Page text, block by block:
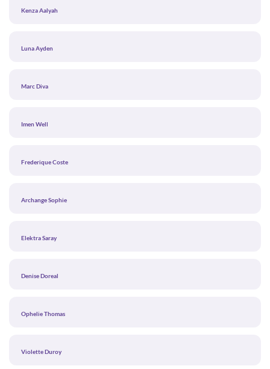
Kenza Aalyah
Luna Ayden
Marc Diva
Imen Well
Frederique Coste
Archange Sophie
Elektra Saray
Denise Doreal
Ophelie Thomas
Violette Duroy